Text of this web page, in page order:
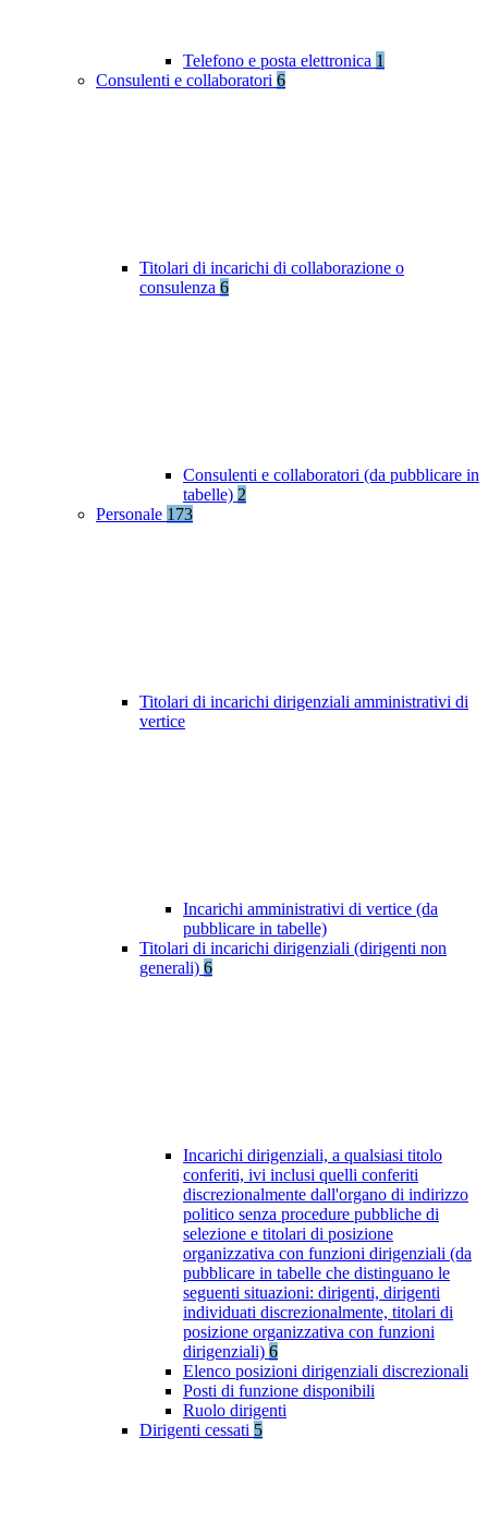
Telefono e posta elettronica 1
Consulenti e collaboratori 6
Titolari di incarichi di collaborazione o
consulenza 6
Consulenti e collaboratori (da pubblicare in
tabelle) 2
Personale 173
Titolari di incarichi dirigenziali amministrativi di
vertice
Incarichi amministrativi di vertice (da
pubblicare in tabelle)
Titolari di incarichi dirigenziali (dirigenti non
generali) 6
Incarichi dirigenziali, a qualsiasi titolo
conferiti, ivi inclusi quelli conferiti
discrezionalmente dall'organo di indirizzo
politico senza procedure pubbliche di
selezione e titolari di posizione
organizzativa con funzioni dirigenziali (da
pubblicare in tabelle che distinguano le
seguenti situazioni: dirigenti, dirigenti
individuati discrezionalmente, titolari di
posizione organizzativa con funzioni
dirigenziali) 6
Elenco posizioni dirigenziali discrezionali
Posti di funzione disponibili
Ruolo dirigenti
Dirigenti cessati 5